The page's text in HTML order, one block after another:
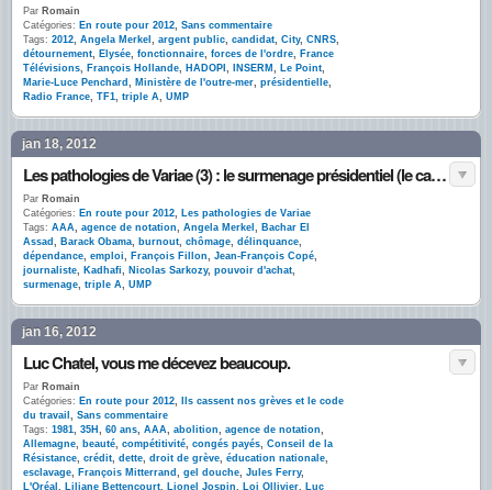
Par Romain
Catégories: En route pour 2012, Sans commentaire
Tags: 2012, Angela Merkel , argent public, candidat, City, CNRS,
détournement, Elysée, fonctionnaire, forces de l'ordre, France
Télévisions, François Hollande, HADOPI , INSERM , Le Point,
Marie-Luce Penchard , Ministère de l'outre-mer, présidentielle,
Radio France, TF1, triple A, UMP
jan 18, 2012
Les pathologies de Variae (3) : le surmenage présidentiel (le cas Sarkozy)
Par Romain
Catégories: En route pour 2012, Les pathologies de Variae
Tags: AAA, agence de notation, Angela Merkel , Bachar El
Assad , Barack Obama, burnout, chômage, délinquance,
dépendance, emploi, François Fillon, Jean-François Copé,
journaliste, Kadhafi, Nicolas Sarkozy, pouvoir d'achat,
surmenage, triple A, UMP
jan 16, 2012
Luc Chatel, vous me décevez beaucoup.
Par Romain
Catégories: En route pour 2012,
Ils cassent nos grèves et le code
du travail , Sans commentaire
Tags: 1981, 35H , 60 ans, AAA, abolition, agence de notation,
Allemagne, beauté, compétitivité, congés payés, Conseil de la
Résistance, crédit, dette, droit de grève, éducation nationale,
esclavage, François Mitterrand , gel douche, Jules Ferry,
L'Oréal , Liliane Bettencourt, Lionel Jospin, Loi Ollivier, Luc